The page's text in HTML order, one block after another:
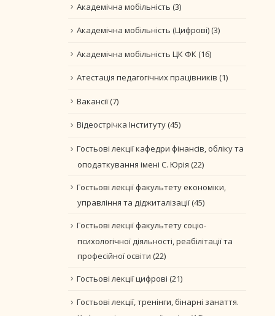
Академічна мобільність (3)
Академічна мобільність (Цифрові)(3)
Академічна мобільність ЦК ФК(16)
Атестація педагогічних працівників (1)
Вакансії(7)
Відеострічка Інституту(45)
Гостьові лекції кафедри фінансів, обліку та
оподаткування імені С. Юрія (22)
Гостьові лекції факультету економіки,
управління та діджиталізації(45)
Гостьові лекції факультету соціо-
психологічної діяльності, реабілітації та
професійної освіти (22)
Гостьові лекції цифрові (21)
Гостьові лекції, тренінги, бінарні занаття.